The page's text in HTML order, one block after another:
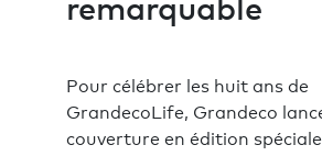
remarquable
Pour célébrer les huit ans de
GrandecoLife, Grandeco
couverture en édition